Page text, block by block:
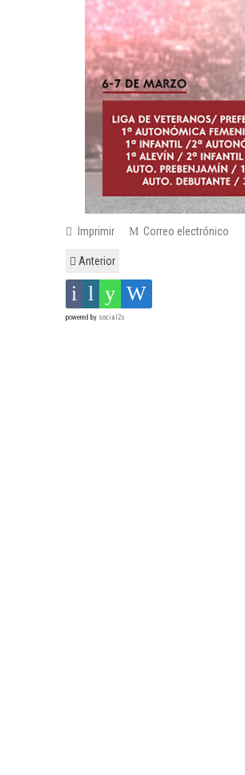
Imprimir Correo electrónico
Anterior
powered by social2s